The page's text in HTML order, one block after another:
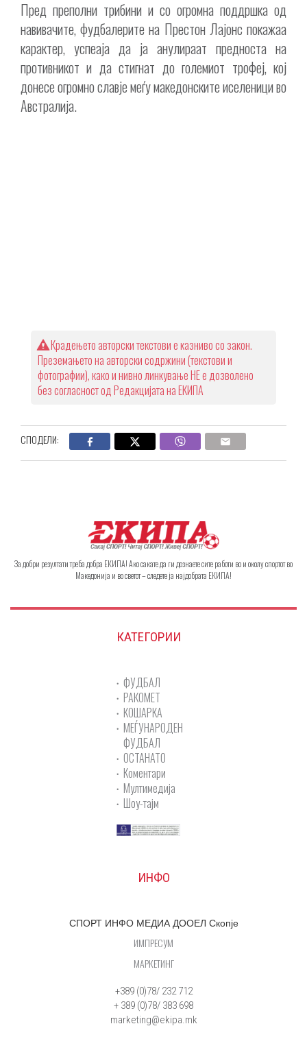
Пред преполни трибини и со огромна поддршка од
навивачите, фудбалерите на Престон Лајонс покажаа
карактер, успеаја да ја анулираат предноста на
противникот и да стигнат до големиот трофеј, кој
донесе огромно славје меѓу македонските иселеници во
Австралија.
Крадењето авторски текстови е казниво со закон.
Преземањето на авторски содржини (текстови и
фотографии), како и нивно линкување НЕ е дозволено
без согласност од Редакцијата на ЕКИПА
СПОДЕЛИ:
За добри резултати треба добра ЕКИПА! Ако сакате да ги дознаете сите работи во и околу спортот во
Македонија и во светот – следете ја најдобрата ЕКИПА!
КАТЕГОРИИ
ФУДБАЛ
РАКОМЕТ
КОШАРКА
МЕЃУНАРОДЕН
ФУДБАЛ
ОСТАНАТО
Коментари
Мултимедија
Шоу-тајм
ИНФО
СПОРТ ИНФО МЕДИА ДООЕЛ Скопје
ИМПРЕСУМ
МАРКЕТИНГ
+389 (0)78/ 232 712
+ 389 (0)78/ 383 698
marketing@ekipa.mk